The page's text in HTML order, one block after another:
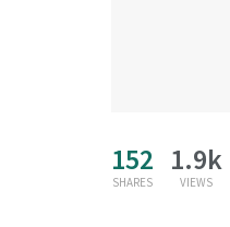
152
SHARES
1.9k
VIEWS